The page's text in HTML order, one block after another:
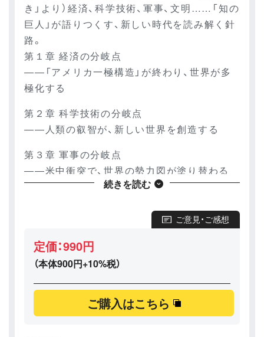
き」より）経済、科学技術、軍事、文明……「知の
巨人」が語りつくす、新しい時代を読み解く針
路。
第１章 経済の分岐点
――「アメリカ一極構造」が終わり、世界が多
極化する
第２章 科学技術の分岐点
――人類の叡智が、新しい世界を創造する
第３章 軍事の分岐点
――米中衝突で、世界の勢力図が塗り替わる
――旧大陸の帝国が、覇権国の座を奪う
予測の先の新時代に備えよ！
近いうちに、「世界史の分岐点」が訪れる。日本
も世界も、その激動に呑み込まれるだろう。避
けることはできない。本書は、それがどんなも
のか、なぜ起こるのか、詳しく論じている。ビ
ジネスにたずさわる人びとも、市井の人びと
続きを読む
ご意見・ご感想
定価：990円
（本体900円+10%税）
ご購入はこちら